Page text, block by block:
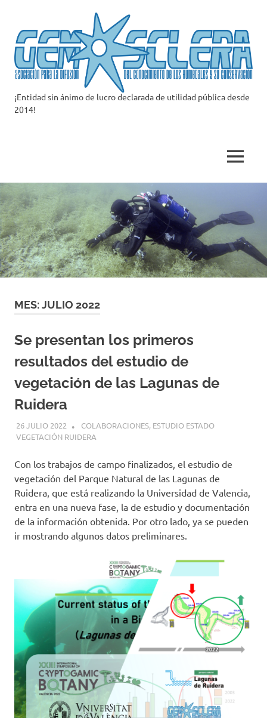
contenido
Asociación
¡Entidad sin ánimo de lucro declarada de utilidad pública desde
2014!
MENÚ
MES:JULIO 2022
Se presentan los primeros
resultados del estudio de
vegetación de las Lagunas de
Ruidera
26 JULIO 2022 GEMOSCLERA
COLABORACIONES, ESTUDIO ESTADO
VEGETACIÓN RUIDERA
Con los trabajos de campo finalizados, el estudio de
vegetación del Parque Natural de las Lagunas de
Ruidera, que está realizando la Universidad de Valencia,
entra en una nueva fase, la de estudio y documentación
de la información obtenida. Por otro lado, ya se pueden
ir mostrando algunos datos preliminares.